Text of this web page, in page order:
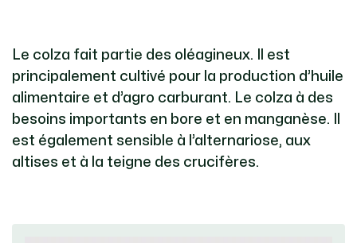
Le colza fait partie des oléagineux. Il est
principalement cultivé pour la production d’huile
alimentaire et d’agro carburant. Le colza à des
besoins importants en bore et en manganèse. Il
est également sensible à l’alternariose, aux
altises et à la teigne des crucifères.